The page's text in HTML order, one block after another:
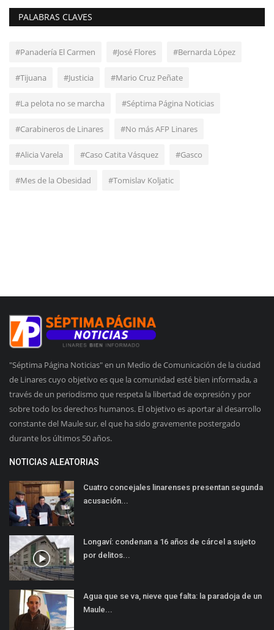
PALABRAS CLAVES
#Panadería El Carmen #José Flores #Bernarda López
#Tijuana #Justicia #Mario Cruz Peñate
#La pelota no se marcha #Séptima Página Noticias
#Carabineros de Linares #No más AFP Linares
#Alicia Varela #Caso Catita Vásquez #Gasco
#Mes de la Obesidad #Tomislav Koljatic
"Séptima Página Noticias" en un Medio de Comunicación de la ciudad
de Linares cuyo objetivo es que la comunidad esté bien informada, a
través de un periodismo que respeta la libertad de expresión y por
sobre todo los derechos humanos. El objetivo es aportar al desarrollo
constante del Maule sur, el que ha sido gravemente postergado
durante los últimos 50 años.
NOTICIAS ALEATORIAS
Cuatro concejales linarenses presentan segunda
acusación...
Longaví: condenan a 16 años de cárcel a sujeto
por delitos...
Agua que se va, nieve que falta: la paradoja de un
Maule...